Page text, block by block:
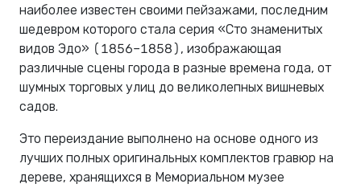
наиболее известен своими пейзажами, последним
шедевром которого стала серия «Сто знаменитых
видов Эдо» (1856–1858), изображающая
различные сцены города в разные времена года, от
шумных торговых улиц до великолепных вишневых
садов.
Это переиздание выполнено на основе одного из
лучших полных оригинальных комплектов гравюр на
дереве, хранящихся в Мемориальном музее